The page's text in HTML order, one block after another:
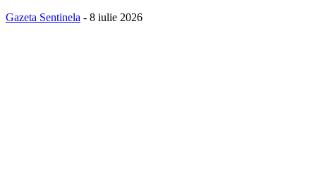
Gazeta Sentinela - 8 iulie 2026